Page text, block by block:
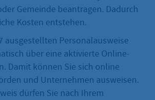
Gemeinde beantragen. Dadurch
Kosten entstehen.
ausgestellten Personalausweise
über eine aktivierte Online-
Damit können Sie sich online
und Unternehmen ausweisen.
dürfen Sie nach Ihrem